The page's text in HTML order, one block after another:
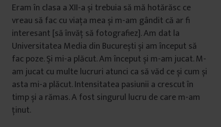
Eram în clasa a XII-a și trebuia să mă hotărăsc ce
vreau să fac cu viața mea și m-am gândit că ar fi
interesant [să învăț să fotografiez]. Am dat la
Universitatea Media din București și am început să
fac poze. Şi mi-a plăcut. Am început și m-am jucat. M-
am jucat cu multe lucruri atunci ca să văd ce și cum și
asta mi-a plăcut. Intensitatea pasiunii a crescut în
timp și a rămas. A fost singurul lucru de care m-am
ținut.